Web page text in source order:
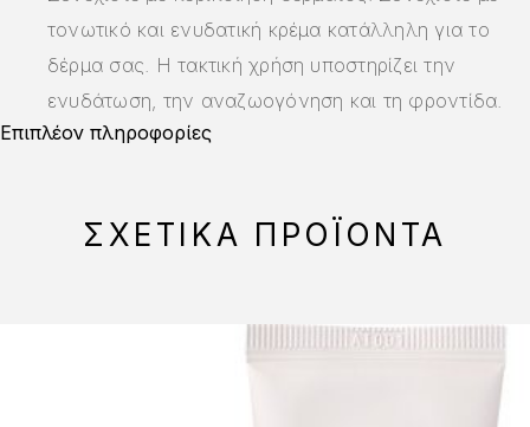
τονωτικό και ενυδατική κρέμα κατάλληλη για το
δέρμα σας. Η τακτική χρήση υποστηρίζει την
ενυδάτωση, την αναζωογόνηση και τη φροντίδα.
Επιπλέον πληροφορίες
ΣΧΕΤΙΚΆ ΠΡΟΪΌΝΤΑ